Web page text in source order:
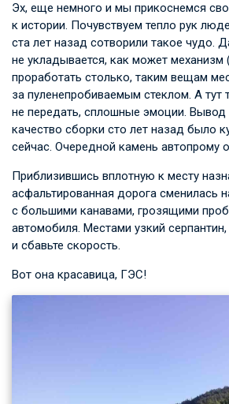
Эх, еще немного и мы прикоснемся
к истории. Почувствуем тепло рук
ста лет назад сотворили такое чудо.
не укладывается, как может механизм
проработать столько, таким вещам
за пуленепробиваемым стеклом. А тут
не передать, сплошные эмоции.
качество сборки сто лет назад было
сейчас. Очередной камень автопрому
Приблизившись вплотную к месту
асфальтированная дорога сменилась
с большими канавами, грозящими
автомобиля. Местами узкий серпантин,
и сбавьте скорость.
Вот она красавица, ГЭС!